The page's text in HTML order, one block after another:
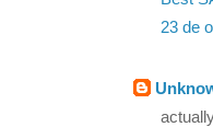
23 de